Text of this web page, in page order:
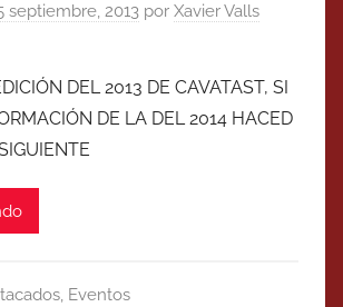
septiembre, 2013 por Xavier Valls
DEL 2013 DE CAVATAST, SI
DE LA DEL 2014 HACED
, Eventos